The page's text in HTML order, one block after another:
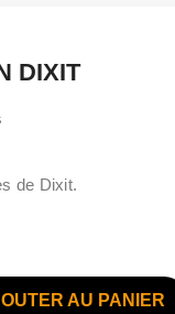
DIXIT
de Dixit.
AU PANIER